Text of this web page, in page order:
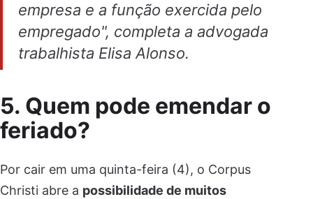
empresa e a função exercida pelo
empregado", completa a advogada
trabalhista Elisa Alonso.
5. Quem pode emendar o
feriado?
Por cair em uma quinta-feira (4), o Corpus
Christi abre a possibilidade de muitos